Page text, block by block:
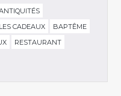
CADEAUX
BAPTÊME
RESTAURANT